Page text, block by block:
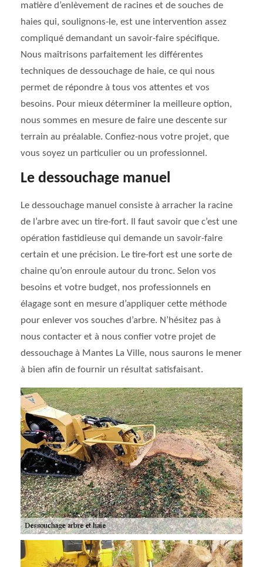
matière d’enlèvement de racines et de souches de
haies qui, soulignons-le, est une intervention assez
compliqué demandant un savoir-faire spécifique.
Nous maîtrisons parfaitement les différentes
techniques de dessouchage de haie, ce qui nous
permet de répondre à tous vos attentes et vos
besoins. Pour mieux déterminer la meilleure option,
nous sommes en mesure de faire une descente sur
terrain au préalable. Confiez-nous votre projet, que
vous soyez un particulier ou un professionnel.
Le dessouchage manuel
Le dessouchage manuel consiste à arracher la racine
de l’arbre avec un tire-fort. Il faut savoir que c’est une
opération fastidieuse qui demande un savoir-faire
certain et une précision. Le tire-fort est une sorte de
chaine qu’on enroule autour du tronc. Selon vos
besoins et votre budget, nos professionnels en
élagage sont en mesure d’appliquer cette méthode
pour enlever vos souches d’arbre. N’hésitez pas à
nous contacter et à nous confier votre projet de
dessouchage à Mantes La Ville, nous saurons le mener
à bien afin de fournir un résultat satisfaisant.